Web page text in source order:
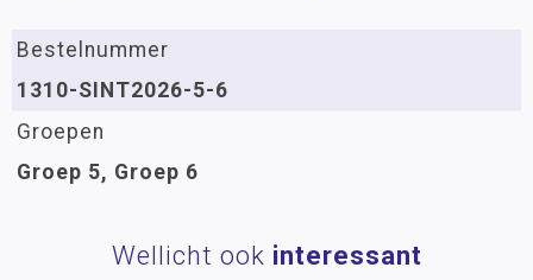
Bestelnummer
1310-SINT2026-5-6
Groepen
Groep 5, Groep 6
Wellicht ook interessant